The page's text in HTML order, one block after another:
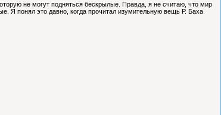
не могут подняться бескрылые. Правда, я не считаю, что мир
Я понял это давно, когда прочитал изумительную вещь Р. Баха